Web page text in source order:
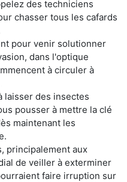
des techniciens
chasser tous les cafards
pour venir solutionner
dans l'optique
à circuler à
laisser des insectes
pousser à mettre la clé
maintenant les
principalement aux
de veiller à exterminer
faire irruption sur